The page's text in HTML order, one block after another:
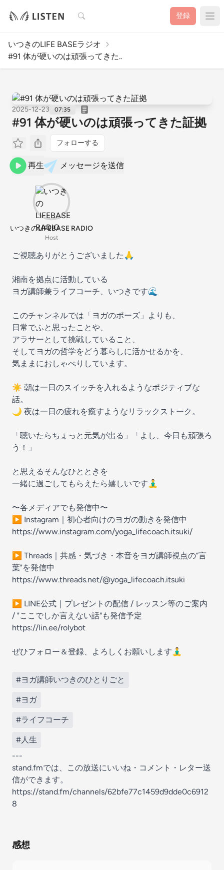
検索 登録
いつきのLIFE BASEラジオ
#91 体が硬いのは頑張ってきた..
2025-12-23 07:35
#91 体が硬いのは頑張ってきた証拠
フォローする
再生 メッセージを送信
いつきのLIFEBASE RADIO
Host
ご視聴ありがとうございました🙏
湘南を拠点に活動している
ヨガ講師兼ライフコーチ、いつきです🌊
このチャンネルでは「ヨガのポーズ」よりも、
日常でふと思ったことや、
アラサーとして挑戦していること、
そしてヨガの哲学をどう暮らしに活かせるかを、
気ままにおしゃべりしています。
☀️ 朝は一日のスイッチを入れるようなポジティブな
話。
🌙 夜は一日の疲れを癒すようなリラックストーク。
「聴いたらちょっと元気が出る」「よし、今日も頑張ろ
う！」
と思えるそんなひとときを
一緒に過ごしてもらえたら嬉しいです🧘‍♂️
〜各メディアでも発信中〜
▶ Instagram｜初心者向けのヨガの動きを発信中
https://www.instagram.com/yoga_lifecoach.itsuki/
▶ Threads｜共感・気づき・本音をヨガ講師視点の”言
葉"を発信中
https://www.threads.net/@yoga_lifecoach.itsuki
▶ LINE公式｜プレゼントの配信 / レッスン等のご案内
/ "ここでしか言えない話"も発信予定
https://lin.ee/roIybot
ぜひフォロー＆登録、よろしくお願いします🧘‍♂️
#ヨガ講師いつきのひとりごと
#ヨガ
#ライフコーチ
#人生
---
stand.fmでは、この放送にいいね・コメント・レター送
信ができます。
https://stand.fm/channels/62bfe77c1459d9dde0c6912
8
感想